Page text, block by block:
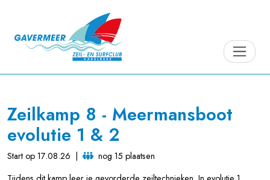
Zeilkamp 8 - Meermansboot
evolutie 1 & 2
Start op 17.08.26
nog 15 plaatsen